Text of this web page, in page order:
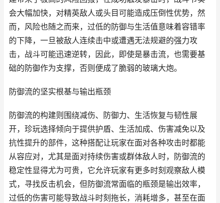
会大幅加快，对精英敌人或头目可能造成压倒性优势，然
而，风险也随之而来，过低的防御与生活值意味着容错率
的下降，一旦被敌人连续击中或遭遇无法规避的强力攻
击，战斗可能迅速逆转，因此，即使是暴击流，也需要基
础的防御作为支撑，否则便成了脆弱的玻璃大炮。
防御流的坚实根基与输出瓶颈
防御流的构建则围绕减伤、防御力、生活恢复与韧性展
开，珍玩选择倾向于提供护盾、生活加成、伤害减免以及
抗性提升的部件，这种搭配让玩家在面对各种攻击时都能
从容应对，尤其是面对持续伤害或群体敌人时，防御流的
稳定性显得尤为可贵，它允许玩家有更多时刻观察敌人模
式，寻找反击机会，但防御流常面临的瓶颈是输出效率，
过低的伤害可能导致战斗时刻拖长，消耗增多，甚至在面